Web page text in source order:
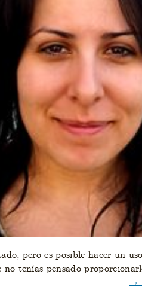
pero es posible hacer un
tenías pensado
→